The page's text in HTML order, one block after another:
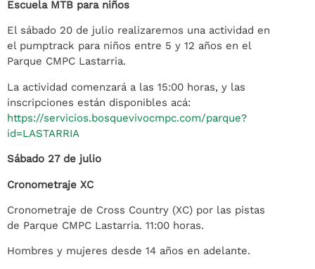
Escuela MTB para niños
El sábado 20 de julio realizaremos una actividad en
el pumptrack para niños entre 5 y 12 años en el
Parque CMPC Lastarria.
La actividad comenzará a las 15:00 horas, y las
inscripciones están disponibles acá:
https://servicios.bosquevivocmpc.com/parque?
id=LASTARRIA
Sábado 27 de julio
Cronometraje XC
Cronometraje de Cross Country (XC) por las pistas
de Parque CMPC Lastarria. 11:00 horas.
Hombres y mujeres desde 14 años en adelante.